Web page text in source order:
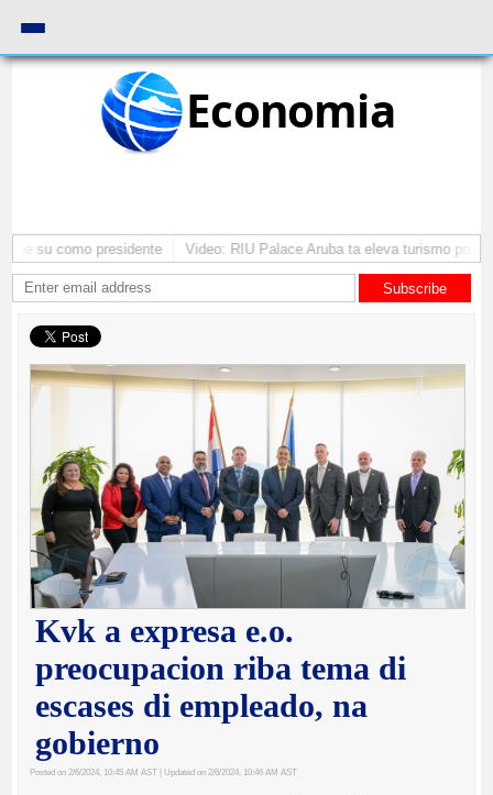
Economia
su como presidente Video: RIU Palace Aruba ta eleva turismo
Subscribe
Kvk a expresa e.o.
preocupacion riba tema di
escases di empleado, na
gobierno
Posted on 2/6/2024, 10:45 AM AST | Updated on 2/6/2024, 10:46 AM AST